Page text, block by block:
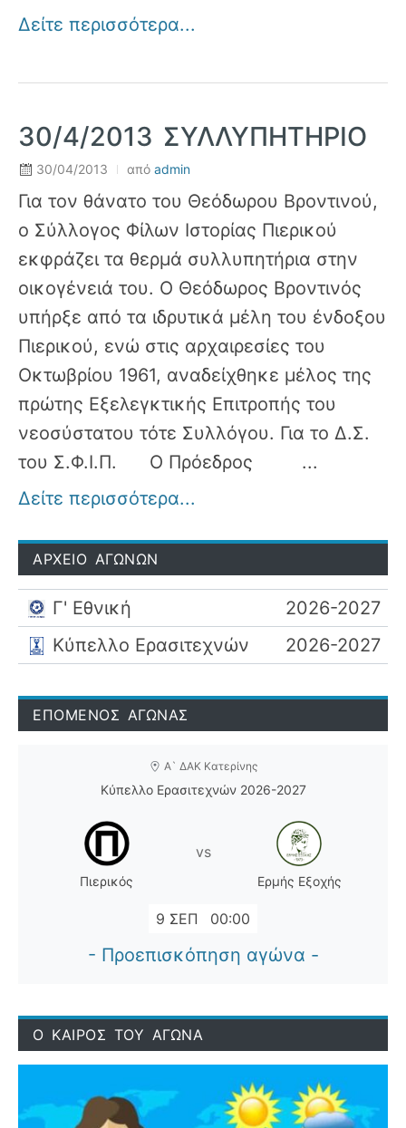
Δείτε περισσότερα...
30/4/2013 ΣΥΛΛΥΠΗΤΗΡΙΟ
30/04/2013 από admin
Για τον θάνατο του Θεόδωρου Βροντινού,
ο Σύλλογος Φίλων Ιστορίας Πιερικού
εκφράζει τα θερμά συλλυπητήρια στην
οικογένειά του. Ο Θεόδωρος Βροντινός
υπήρξε από τα ιδρυτικά μέλη του ένδοξου
Πιερικού, ενώ στις αρχαιρεσίες του
Οκτωβρίου 1961, αναδείχθηκε μέλος της
πρώτης Εξελεγκτικής Επιτροπής του
νεοσύστατου τότε Συλλόγου. Για το Δ.Σ.
του Σ.Φ.Ι.Π. Ο Πρόεδρος ...
Δείτε περισσότερα...
ΑΡΧΕΙΟ ΑΓΩΝΩΝ
Γ' Εθνική
2026-2027
Κύπελλο Ερασιτεχνών
2026-2027
ΕΠΟΜΕΝΟΣ ΑΓΩΝΑΣ
Α` ΔΑΚ Κατερίνης
Κύπελλο Ερασιτεχνών 2026-2027
Πιερικός
vs
Ερμής Εξοχής
9 ΣΕΠ 00:00
- Προεπισκόπηση αγώνα -
Ο ΚΑΙΡΟΣ ΤΟΥ ΑΓΩΝΑ